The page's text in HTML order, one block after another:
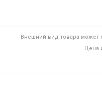
Внешний вид товара может
Цена